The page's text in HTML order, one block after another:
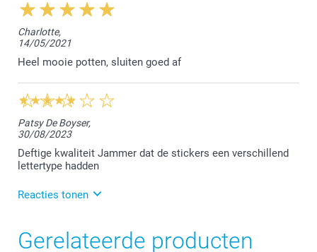
14:00
Beste,
Zo leuk om te horen dat jij en je familie zeer
tevreden zijn met de prachtige afwerking van onze
doosjes. We vonden het fijn jouw bestelling te
mogen afwerken.
Hartelijke groet!
Nathalie @smartphoto
Charlotte,
14/05/2021
Heel mooie potten, sluiten goed af
Patsy De Boyser,
30/08/2023
Deftige kwaliteit Jammer dat de stickers een verschillend
lettertype hadden
Reacties tonen
1/09/2023
13:49
Gerelateerde producten